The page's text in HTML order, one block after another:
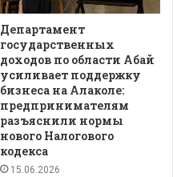
Департамент
государственных
доходов по области Абай
усиливает поддержку
бизнеса на Алаколе:
предпринимателям
разъяснили нормы
нового Налогового
кодекса
15.06.2026